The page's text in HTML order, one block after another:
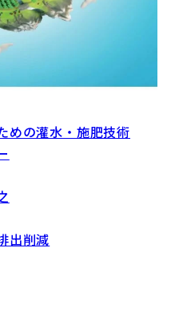
めの灌水・施肥技術
出削減